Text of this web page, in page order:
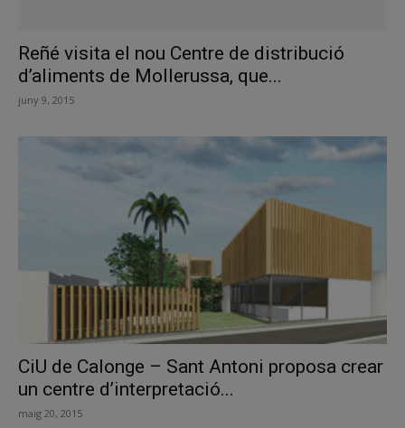
Reñé visita el nou Centre de distribució
d’aliments de Mollerussa, que...
juny 9, 2015
CiU de Calonge – Sant Antoni proposa crear
un centre d’interpretació...
maig 20, 2015